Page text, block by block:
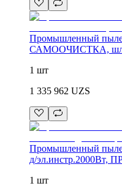
Промышленный
САМООЧИСТКА,
1 шт
1 335 962 UZS
Промышленный
д/эл.инстр.2000Вт,
1 шт